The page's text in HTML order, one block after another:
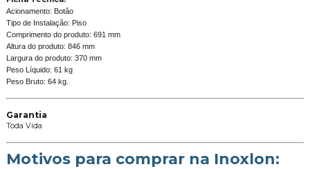
Acionamento: Botão
Tipo de Instalação: Piso
Comprimento do produto: 691 mm
Altura do produto: 846 mm
Largura do produto: 370 mm
Peso Líquido: 61 kg
Peso Bruto: 64 kg.
Garantia
Toda Vida
Motivos para comprar na Inoxlon: